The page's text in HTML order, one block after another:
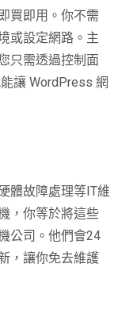
買即用。你不需
或設定網路。主
只需透過控制面
讓 WordPress 網
體故障處理等IT維
，你等於將這些
公司。他們會24
，讓你免去維護